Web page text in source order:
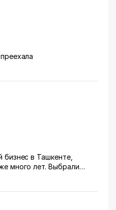
в Ташкенте,
много лет. Выбрали
это пока
стран берут, из